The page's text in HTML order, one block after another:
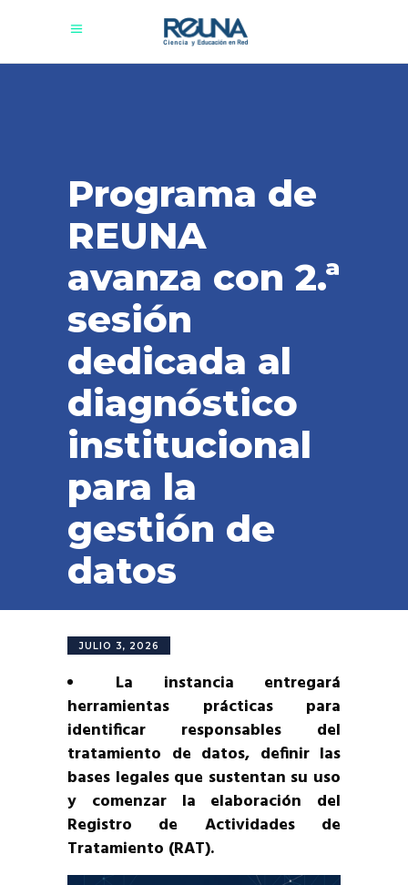
Programa de
REUNA
avanza con 2.ª
sesión
dedicada al
diagnóstico
institucional
para la
gestión de
datos
JULIO 3, 2026
La instancia entregará
herramientas prácticas para
identificar responsables del
tratamiento de datos, definir las
bases legales que sustentan su uso
y comenzar la elaboración del
Registro de Actividades de
Tratamiento (RAT).